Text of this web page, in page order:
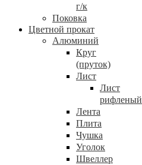
г/к
Поковка
Цветной прокат
Алюминий
Круг
(пруток)
Лист
Лист
рифленый
Лента
Плита
Чушка
Уголок
Швеллер